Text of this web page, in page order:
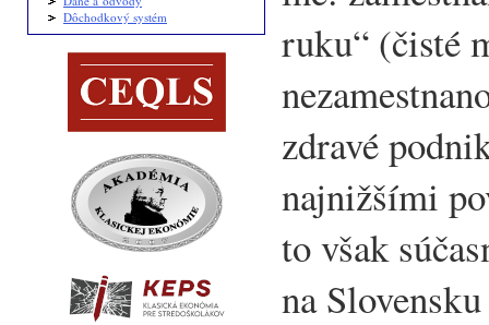
Dôchodkový systém
ruku“ (čisté
zdravé
najnižšími
to však
na